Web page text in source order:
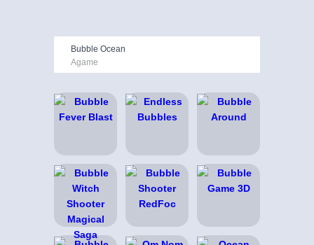
Bubble Ocean
Agame